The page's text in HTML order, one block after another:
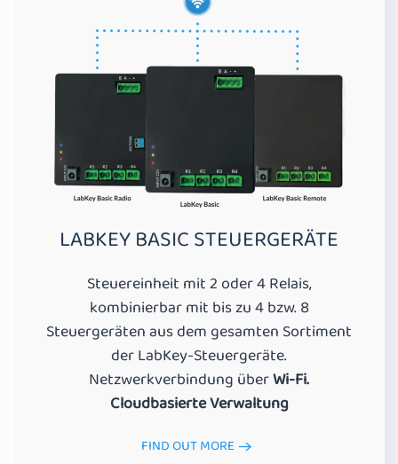
LABKEY BASIC STEUERGERÄTE
Steuereinheit mit 2 oder 4 Relais,
kombinierbar mit bis zu 4 bzw. 8
Steuergeräten aus dem gesamten Sortiment
der LabKey-Steuergeräte.
Netzwerkverbindung überWi-Fi.
Cloudbasierte Verwaltung
FIND OUT MORE